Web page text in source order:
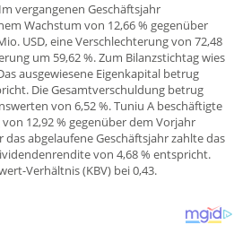
vergangenen Geschäftsjahr
Wachstum von 12,66 % gegenüber
USD, eine Verschlechterung von 72,48
um 59,62 %. Zum Bilanzstichtag wies
ausgewiesene Eigenkapital betrug
Die Gesamtverschuldung betrug
von 6,52 %. Tuniu A beschäftigte
12,92 % gegenüber dem Vorjahr
abgelaufene Geschäftsjahr zahlte das
von 4,68 % entspricht.
Verhältnis (KBV) bei 0,43.